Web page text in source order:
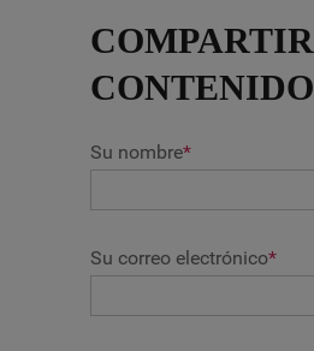
COMPARTIR
CONTENIDO
Su nombre*
Su correo electrónico*